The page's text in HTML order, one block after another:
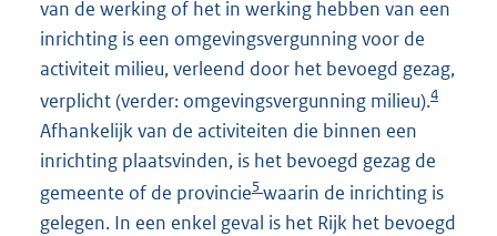
van de werking of het in werking hebben van een
inrichting is een omgevingsvergunning voor de
activiteit milieu, verleend door het bevoegd gezag,
verplicht (verder: omgevingsvergunning milieu).4
Afhankelijk van de activiteiten die binnen een
inrichting plaatsvinden, is het bevoegd gezag de
gemeente of de provincie5waarin de inrichting is
gelegen. In een enkel geval is het Rijk het bevoegd